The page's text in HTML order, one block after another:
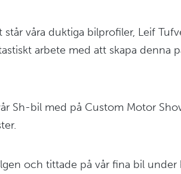
våra duktiga bilprofiler, Leif
arbete med att skapa denna
Sh-bil med på Custom Motor
och tittade på vår fina bil under